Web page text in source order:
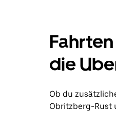
die
Ob du
Obritzberg-Rust